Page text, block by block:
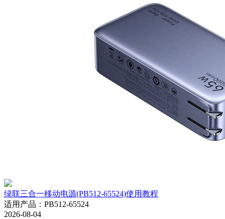
绿联三合一移动电源(PB512-65524)使用教程
适用产品 ： PB512-65524
2026-08-04